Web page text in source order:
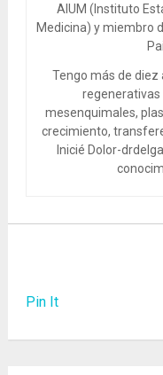
AIUM (Instituto
Medicina) y miembro
Tengo más de diez
regenerativas
mesenquimales,
crecimiento,
Inicié Dolor-
Pin It